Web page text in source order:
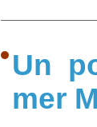
Un
mer